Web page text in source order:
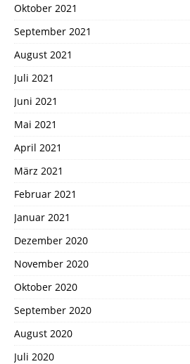
Oktober 2021
September 2021
August 2021
Juli 2021
Juni 2021
Mai 2021
April 2021
März 2021
Februar 2021
Januar 2021
Dezember 2020
November 2020
Oktober 2020
September 2020
August 2020
Juli 2020